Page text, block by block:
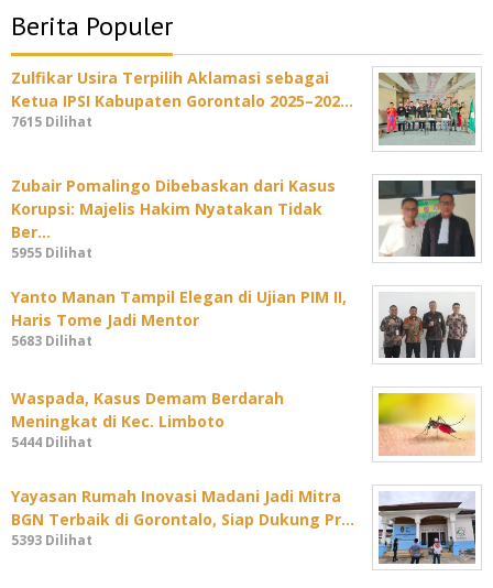
Berita Populer
Zulfikar Usira Terpilih Aklamasi sebagai
Ketua IPSI Kabupaten Gorontalo 2025–202…
7615 Dilihat
Zubair Pomalingo Dibebaskan dari Kasus
Korupsi: Majelis Hakim Nyatakan Tidak
Ber…
5955 Dilihat
Yanto Manan Tampil Elegan di Ujian PIM II,
Haris Tome Jadi Mentor
5683 Dilihat
Waspada, Kasus Demam Berdarah
Meningkat di Kec. Limboto
5444 Dilihat
Yayasan Rumah Inovasi Madani Jadi Mitra
BGN Terbaik di Gorontalo, Siap Dukung Pr…
5393 Dilihat